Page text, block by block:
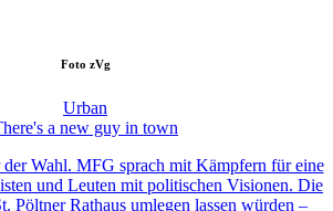
Foto zVg
Urban
a new guy in town
Wahl. MFG sprach mit Kämpfern für eine
und Leuten mit politischen Visionen. Die
Pöltner Rathaus umlegen lassen würden –